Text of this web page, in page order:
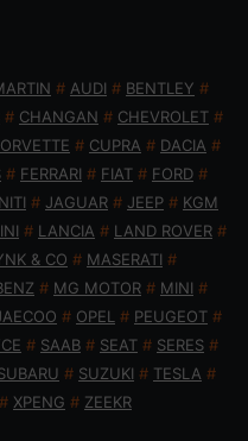
# AUDI # BENTLEY #
# CHANGAN # CHEVROLET #
# CUPRA # DACIA #
# FERRARI # FIAT # FORD #
# JAGUAR # JEEP # KGM
# LANCIA # LAND ROVER #
& CO # MASERATI #
# MG MOTOR # MINI #
# OPEL # PEUGEOT #
# SAAB # SEAT # SERES #
# SUZUKI # TESLA #
# XPENG # ZEEKR